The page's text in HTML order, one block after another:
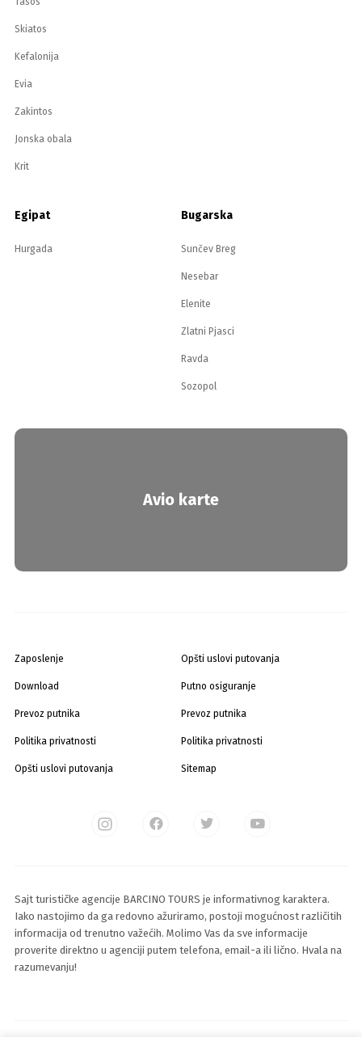
Skiatos
Kefalonija
Evia
Zakintos
Jonska obala
Krit
Egipat
Hurgada
Bugarska
Sunčev Breg
Nesebar
Elenite
Zlatni Pjasci
Ravda
Sozopol
Avio karte
Zaposlenje
Download
Prevoz putnika
Politika privatnosti
Opšti uslovi putovanja
Opšti uslovi putovanja
Putno osiguranje
Prevoz putnika
Politika privatnosti
Sitemap
Sajt turističke agencije BARCINO TOURS je informativnog karaktera.
Iako nastojimo da ga redovno ažuriramo, postoji mogućnost različitih
informacija od trenutno važećih. Molimo Vas da sve informacije
proverite direktno u agenciji putem telefona, email-a ili lično. Hvala na
razumevanju!